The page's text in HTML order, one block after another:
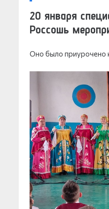
20 января
Россошь
Оно было приурочено